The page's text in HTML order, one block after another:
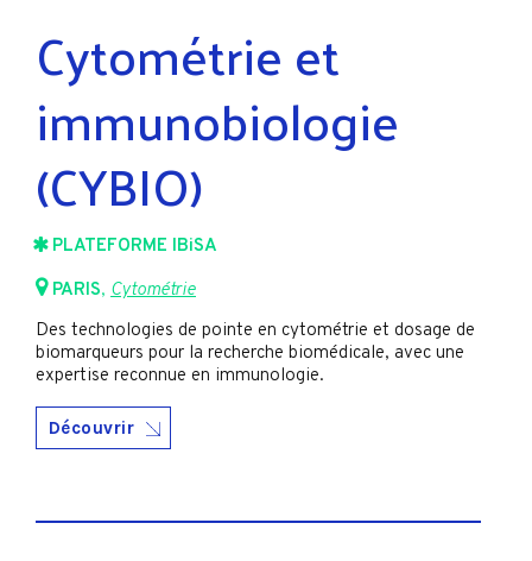
Cytométrie et
immunobiologie
(CYBIO)
PLATEFORME IBiSA
PARIS, Cytométrie
Des technologies de pointe en cytométrie et dosage de
biomarqueurs pour la recherche biomédicale, avec une
expertise reconnue en immunologie.
Découvrir